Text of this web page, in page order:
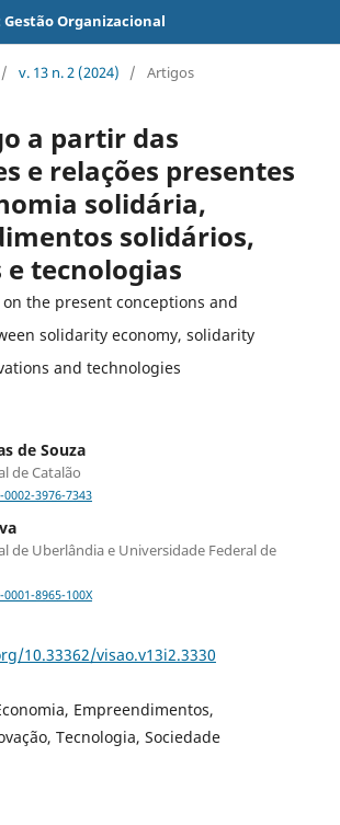
Gestão Organizacional
/ v. 13 n. 2 (2024) / Artigos
a partir das
e relações presentes
solidária,
solidários,
e tecnologias
the present conceptions and
solidarity economy, solidarity
and technologies
de Souza
de Catalão
3976-7343
de Uberlândia e Universidade Federal de
8965-100X
10.33362/visao.v13i2.3330
Empreendimentos,
Tecnologia, Sociedade